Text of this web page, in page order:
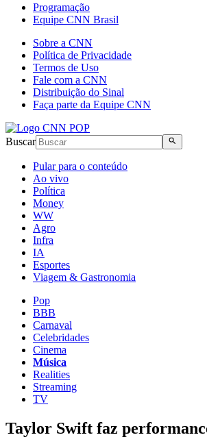
Programação
Equipe CNN Brasil
Sobre a CNN
Política de Privacidade
Termos de Uso
Fale com a CNN
Distribuição do Sinal
Faça parte da Equipe CNN
Buscar
Pular para o conteúdo
Ao vivo
Política
Money
WW
Agro
Infra
IA
Esportes
Viagem & Gastronomia
Pop
BBB
Carnaval
Celebridades
Cinema
Música
Realities
Streaming
TV
Taylor Swift faz